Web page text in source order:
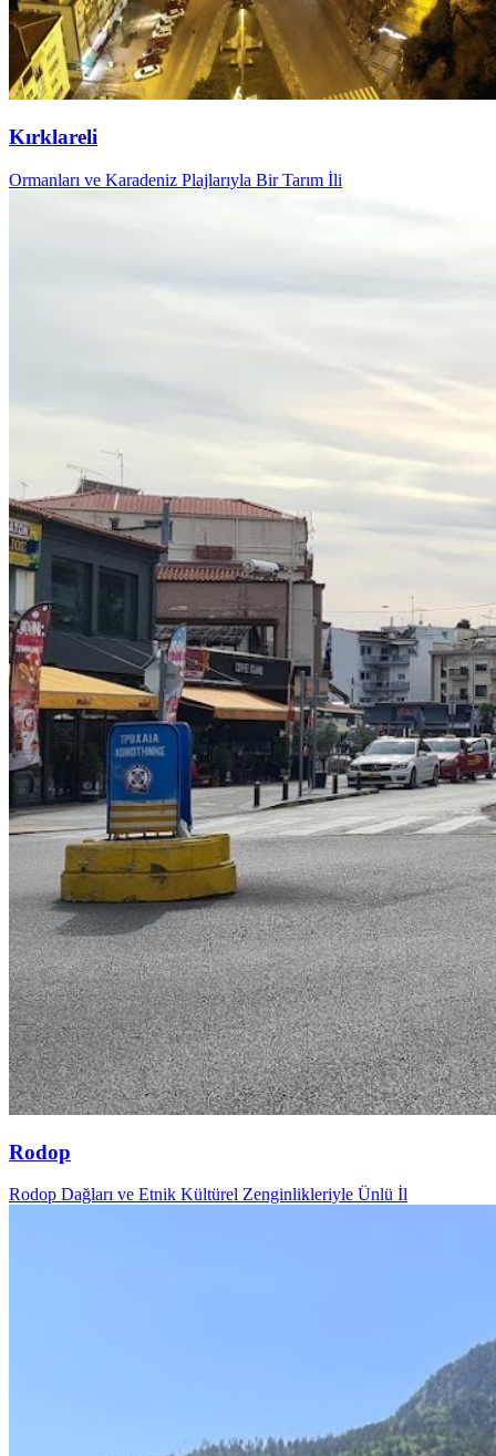
Kırklareli
Ormanları ve Karadeniz Plajlarıyla Bir Tarım İli
Rodop
Rodop Dağları ve Etnik Kültürel Zenginlikleriyle Ünlü İl